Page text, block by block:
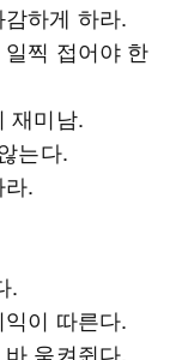
하게 하라.
찍 접어야 한
재미남.
는다.
.
.
이 따른다.
움켜쥔다.